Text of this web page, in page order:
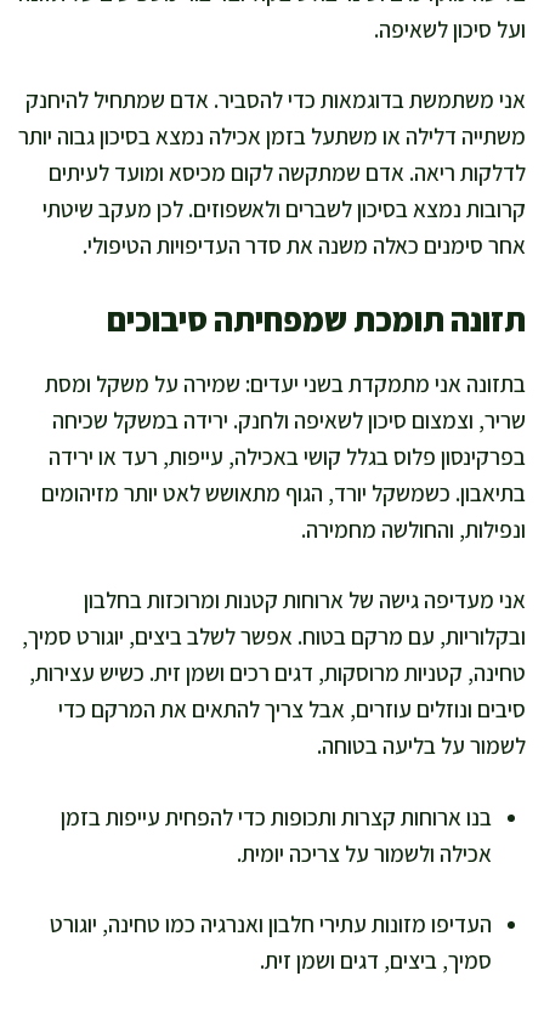
ועל סיכון לשאיפה.
אני משתמשת בדוגמאות כדי להסביר. אדם שמתחיל להיחנק
משתייה דלילה או משתעל בזמן אכילה נמצא בסיכון גבוה יותר
לדלקות ריאה. אדם שמתקשה לקום מכיסא ומועד לעיתים
קרובות נמצא בסיכון לשברים ולאשפוזים. לכן מעקב שיטתי
אחר סימנים כאלה משנה את סדר העדיפויות הטיפולי.
תזונה תומכת שמפחיתה סיבוכים
בתזונה אני מתמקדת בשני יעדים: שמירה על משקל ומסת
שריר, וצמצום סיכון לשאיפה ולחנק. ירידה במשקל שכיחה
בפרקינסון פלוס בגלל קושי באכילה, עייפות, רעד או ירידה
בתיאבון. כשמשקל יורד, הגוף מתאושש לאט יותר מזיהומים
ונפילות, והחולשה מחמירה.
אני מעדיפה גישה של ארוחות קטנות ומרוכזות בחלבון
ובקלוריות, עם מרקם בטוח. אפשר לשלב ביצים, יוגורט סמיך,
טחינה, קטניות מרוסקות, דגים רכים ושמן זית. כשיש עצירות,
סיבים ונוזלים עוזרים, אבל צריך להתאים את המרקם כדי
לשמור על בליעה בטוחה.
בנו ארוחות קצרות ותכופות כדי להפחית עייפות בזמן
אכילה ולשמור על צריכה יומית.
העדיפו מזונות עתירי חלבון ואנרגיה כמו טחינה, יוגורט
סמיך, ביצים, דגים ושמן זית.